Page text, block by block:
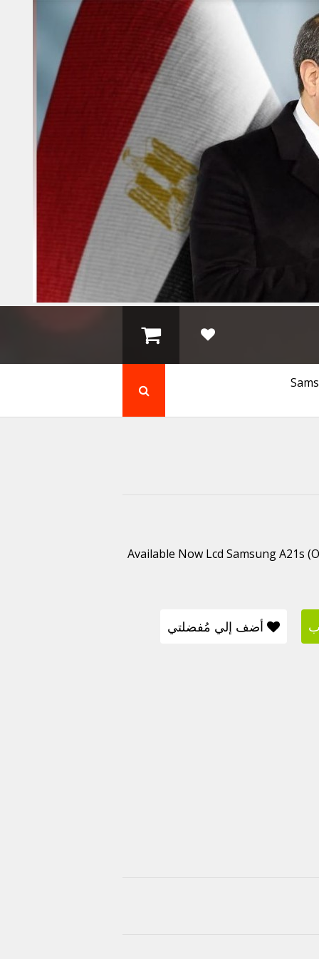
Available Now Lcd Samsung A21s
أضف إلي مُفضلتي